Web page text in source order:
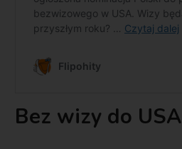
Bez wizy do USA